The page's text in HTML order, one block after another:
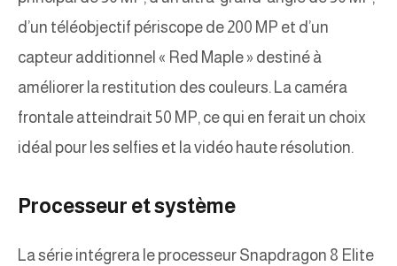
d’un téléobjectif périscope de 200 MP et d’un
capteur additionnel « Red Maple » destiné à
améliorer la restitution des couleurs. La caméra
frontale atteindrait 50 MP, ce qui en ferait un choix
idéal pour les selfies et la vidéo haute résolution.
Processeur et système
La série intégrera le processeur Snapdragon 8 Elite